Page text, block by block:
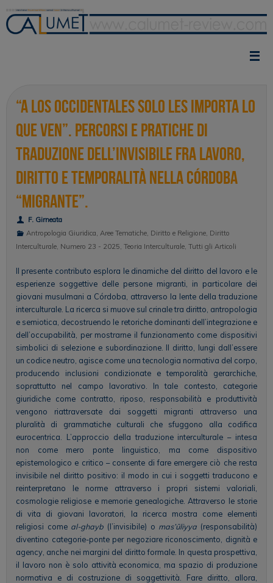
contenuto
“A los occidentales solo les importa lo
que ven”. Percorsi e pratiche di
traduzione dell’invisibile fra lavoro,
diritto e temporalità nella Córdoba
“migrante”.
F. Girneata
Antropologia Giuridica Aree Tematiche, Diritto e Religione, Diritto
Interculturale Numero 23 - 2025 Teoria Interculturale Tutti gli Articoli
Il presente contributo esplora le dinamiche del diritto del lavoro e le
esperienze soggettive delle persone migranti, in particolare dei
giovani musulmani a Córdoba, attraverso la lente della traduzione
interculturale. La ricerca si muove sul crinale tra diritto, antropologia
e semiotica, decostruendo le retoriche dominanti dell’integrazione e
dell’occupabilità, per mostrarne il funzionamento come dispositivi
simbolici di selezione e subordinazione. Il diritto, lungi dall’essere
un codice neutro, agisce come una tecnologia normativa del corpo,
producendo inclusioni condizionate e temporalità gerarchiche,
soprattutto nel campo lavorativo. In tale contesto, categorie
giuridiche come contratto, riposo, responsabilità e produttività
vengono riattraversate dai soggetti migranti attraverso una
pluralità di grammatiche culturali che sfuggono alla codifica
eurocentrica. L’approccio della traduzione interculturale – intesa
non come mero ponte linguistico, ma come dispositivo
epistemologico e critico – consente di fare emergere ciò che resta
invisibile nel diritto positivo: il modo in cui i soggetti traducono e
reinterpretano le norme attraverso i propri sistemi valoriali,
cosmologie religiose e memorie genealogiche. Attraverso le storie
di vita di giovani lavoratori, la ricerca mostra come elementi
religiosi come al-ghayb (l’invisibile) o mas’ūliyya (responsabilità)
diventino categorie-ponte per negoziare riconoscimento, dignità e
agency, anche nei margini del diritto formale. In questa prospettiva,
il lavoro non è solo attività economica, ma spazio di produzione
normativa e di costruzione di soggettività. Fare diritto, allora,